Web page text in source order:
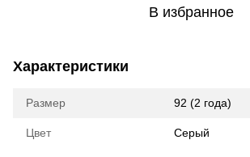
В избранное
Характеристики
Размер 92 (2 года)
Цвет Серый